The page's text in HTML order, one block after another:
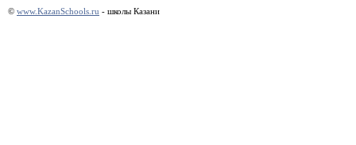
© www.KazanSchools.ru - школы Казани